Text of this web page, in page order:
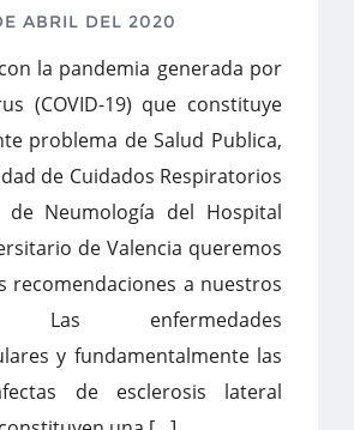
ABRIL DEL 2020
la pandemia generada por
(COVID-19) que constituye
problema de Salud Publica,
de Cuidados Respiratorios
de Neumología del Hospital
de Valencia queremos
recomendaciones a nuestros
Las enfermedades
y fundamentalmente las
de esclerosis lateral